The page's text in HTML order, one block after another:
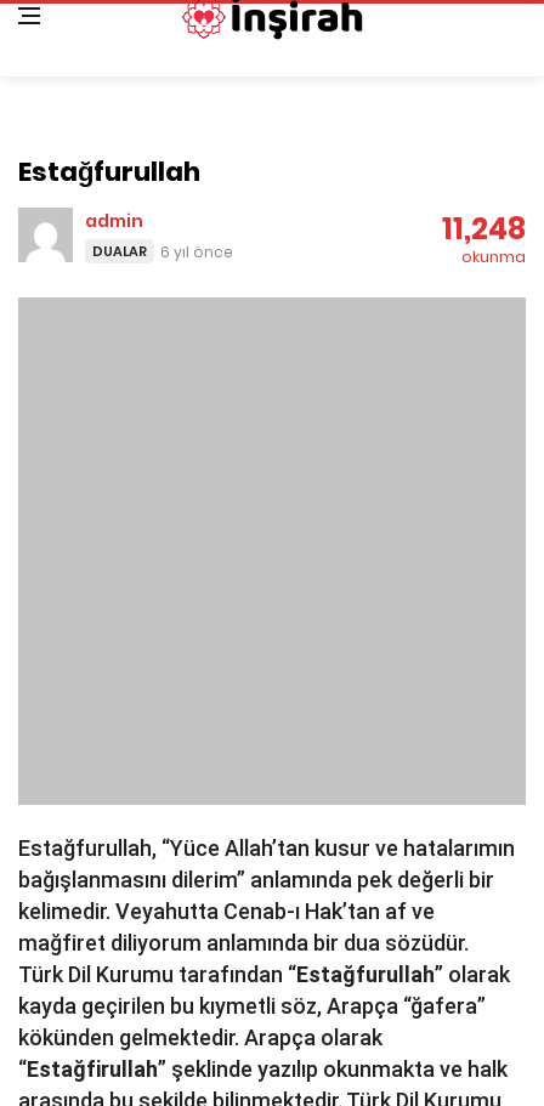
Estağfurullah
admin
DUALAR 6 yıl önce
11,248
okunma
Estağfurullah, “Yüce Allah’tan kusur ve hatalarımın
bağışlanmasını dilerim” anlamında pek değerli bir
kelimedir. Veyahutta Cenab-ı Hak’tan af ve
mağfiret diliyorum anlamında bir dua sözüdür.
Türk Dil Kurumu tarafından “Estağfurullah” olarak
kayda geçirilen bu kıymetli söz, Arapça “ğafera”
kökünden gelmektedir. Arapça olarak
“Estağfirullah” şeklinde yazılıp okunmakta ve halk
arasında bu şekilde bilinmektedir. Türk Dil Kurumu